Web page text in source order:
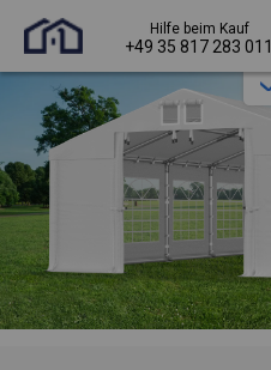
Hilfe beim Kauf
+49 35 817 283 011